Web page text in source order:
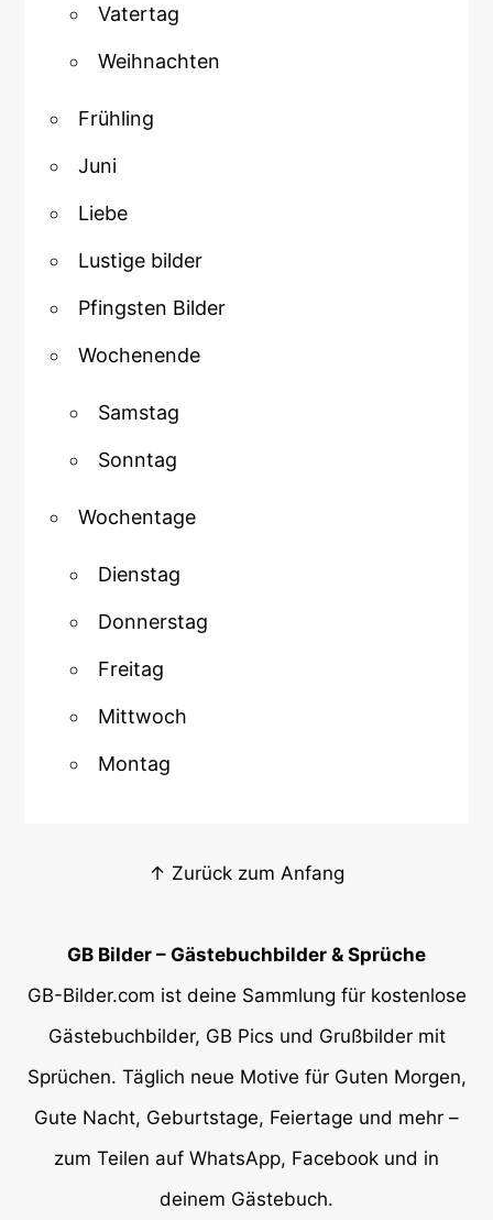
Vatertag
Weihnachten
Frühling
Juni
Liebe
Lustige bilder
Pfingsten Bilder
Wochenende
Samstag
Sonntag
Wochentage
Dienstag
Donnerstag
Freitag
Mittwoch
Montag
↑ Zurück zum Anfang
GB Bilder – Gästebuchbilder & Sprüche
GB-Bilder.com ist deine Sammlung für kostenlose
Gästebuchbilder, GB Pics und Grußbilder mit
Sprüchen. Täglich neue Motive für Guten Morgen,
Gute Nacht, Geburtstage, Feiertage und mehr –
zum Teilen auf WhatsApp, Facebook und in
deinem Gästebuch.